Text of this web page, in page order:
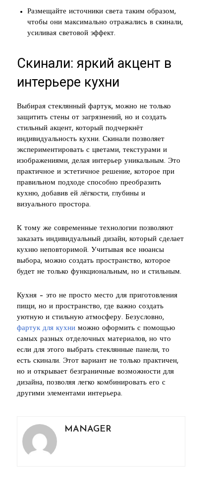
Размещайте источники света таким образом,
чтобы они максимально отражались в скинали,
усиливая световой эффект.
Скинали: яркий акцент в
интерьере кухни
Выбирая стеклянный фартук, можно не только
защитить стены от загрязнений, но и создать
стильный акцент, который подчеркнёт
индивидуальность кухни. Скинали позволяет
экспериментировать с цветами, текстурами и
изображениями, делая интерьер уникальным. Это
практичное и эстетичное решение, которое при
правильном подходе способно преобразить
кухню, добавив ей лёгкости, глубины и
визуального простора.
К тому же современные технологии позволяют
заказать индивидуальный дизайн, который сделает
кухню неповторимой. Учитывая все нюансы
выбора, можно создать пространство, которое
будет не только функциональным, но и стильным.
Кухня – это не просто место для приготовления
пищи, но и пространство, где важно создать
уютную и стильную атмосферу. Безусловно,
фартук для кухни можно оформить с помощью
самых разных отделочных материалов, но что
если для этого выбрать стеклянные панели, то
есть скинали. Этот вариант не только практичен,
но и открывает безграничные возможности для
дизайна, позволяя легко комбинировать его с
другими элементами интерьера.
MANAGER